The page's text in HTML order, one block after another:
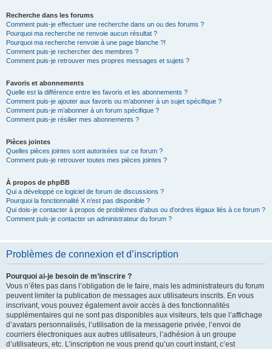
Recherche dans les forums
Comment puis-je effectuer une recherche dans un ou des forums ?
Pourquoi ma recherche ne renvoie aucun résultat ?
Pourquoi ma recherche renvoie à une page blanche ?!
Comment puis-je rechercher des membres ?
Comment puis-je retrouver mes propres messages et sujets ?
Favoris et abonnements
Quelle est la différence entre les favoris et les abonnements ?
Comment puis-je ajouter aux favoris ou m’abonner à un sujet spécifique ?
Comment puis-je m’abonner à un forum spécifique ?
Comment puis-je résilier mes abonnements ?
Pièces jointes
Quelles pièces jointes sont autorisées sur ce forum ?
Comment puis-je retrouver toutes mes pièces jointes ?
À propos de phpBB
Qui a développé ce logiciel de forum de discussions ?
Pourquoi la fonctionnalité X n’est pas disponible ?
Qui dois-je contacter à propos de problèmes d’abus ou d’ordres légaux liés à ce forum ?
Comment puis-je contacter un administrateur du forum ?
Problèmes de connexion et d’inscription
Pourquoi ai-je besoin de m’inscrire ?
Vous n’êtes pas dans l’obligation de le faire, mais les administrateurs du forum
peuvent limiter la publication de messages aux utilisateurs inscrits. En vous
inscrivant, vous pouvez également avoir accès à des fonctionnalités
supplémentaires qui ne sont pas disponibles aux visiteurs, tels que l’affichage
d’avatars personnalisés, l’utilisation de la messagerie privée, l’envoi de
courriers électroniques aux autres utilisateurs, l’adhésion à un groupe
d’utilisateurs, etc. L’inscription ne vous prend qu’un court instant, c’est